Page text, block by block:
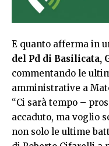
E quanto afferma in
del Pd di Basilicata,
commentando le
amministrative a
“Ci sarà tempo –
accaduto, ma voglio
non solo le ultime